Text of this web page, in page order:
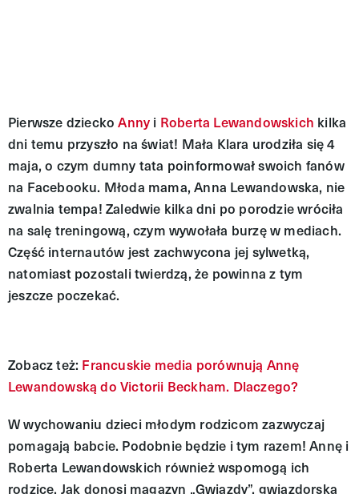
Pierwsze dzieckoAnny i Roberta Lewandowskich kilka
dni temu przyszło na świat! Mała Klara urodziła się 4
maja, o czym dumny tata poinformował swoich fanów
na Facebooku. Młoda mama, Anna Lewandowska, nie
zwalnia tempa! Zaledwie kilka dni po porodzie wróciła
na salę treningową, czym wywołała burzę w mediach.
Część internautów jest zachwycona jej sylwetką,
natomiast pozostali twierdzą, że powinna z tym
jeszcze poczekać.
Zobacz też: Francuskie media porównują Annę
Lewandowską do Victorii Beckham. Dlaczego?
W wychowaniu dzieci młodym rodzicom zazwyczaj
pomagają babcie. Podobnie będzie i tym razem! Annę i
Roberta Lewandowskich również wspomogą ich
rodzice. Jak donosi magazyn „Gwiazdy”, gwiazdorska